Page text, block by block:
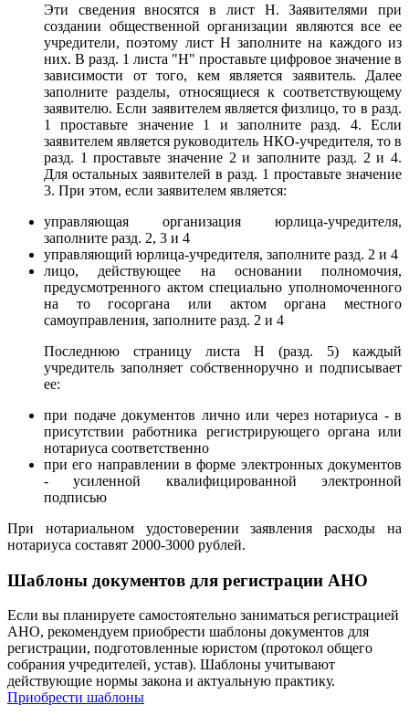
Эти сведения вносятся в лист Н. Заявителями при
создании общественной организации являются все ее
учредители, поэтому лист Н заполните на каждого из
них. В разд. 1 листа "Н" проставьте цифровое значение в
зависимости от того, кем является заявитель. Далее
заполните разделы, относящиеся к соответствующему
заявителю. Если заявителем является физлицо, то в разд.
1 проставьте значение 1 и заполните разд. 4. Если
заявителем является руководитель НКО-учредителя, то в
разд. 1 проставьте значение 2 и заполните разд. 2 и 4.
Для остальных заявителей в разд. 1 проставьте значение
3. При этом, если заявителем является:
управляющая организация юрлица-учредителя,
заполните разд. 2, 3 и 4
управляющий юрлица-учредителя, заполните разд. 2 и 4
лицо, действующее на основании полномочия,
предусмотренного актом специально уполномоченного
на то госоргана или актом органа местного
самоуправления, заполните разд. 2 и 4
Последнюю страницу листа Н (разд. 5) каждый
учредитель заполняет собственноручно и подписывает
ее:
при подаче документов лично или через нотариуса - в
присутствии работника регистрирующего органа или
нотариуса соответственно
при его направлении в форме электронных документов
- усиленной квалифицированной электронной
подписью
При нотариальном удостоверении заявления расходы на
нотариуса составят 2000-3000 рублей.
Шаблоны документов для регистрации АНО
Если вы планируете самостоятельно заниматься регистрацией
АНО, рекомендуем приобрести шаблоны документов для
регистрации, подготовленные юристом (протокол общего
собрания учредителей, устав). Шаблоны учитывают
действующие нормы закона и актуальную практику.
Приобрести шаблоны